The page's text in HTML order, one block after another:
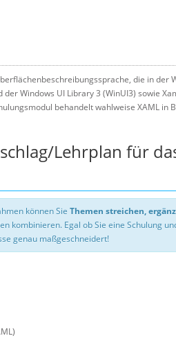
die in der
Windows UI Library 3 (WinUI3) sowie
behandelt wahlweise XAML in
Lehrplan für
können Sie Themen streichen,
kombinieren. Egal ob Sie eine Schulung
genau maßgeschneidert!